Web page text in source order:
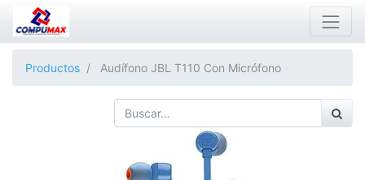
Productos Audífono JBL T110 Con Micrófono